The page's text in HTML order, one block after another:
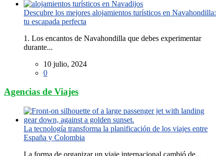
Descubre los mejores alojamientos turísticos en Navahondilla:
tu escapada perfecta
1. Los encantos de Navahondilla que debes experimentar
durante...
10 julio, 2024
0
Agencias de Viajes
La tecnología transforma la planificación de los viajes entre
España y Colombia
La forma de organizar un viaje internacional cambió de...